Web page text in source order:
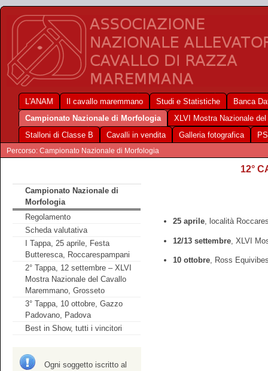
L'ANAM Il cavallo maremmano Studi e Statistiche
Banca
Campionato Nazionale di Morfologia
XLVI Mostra Nazionale
Stalloni di Classe B
Cavalli in vendita Galleria fotografica
Percorso: Campionato Nazionale di Morfologia
Campionato Nazionale di
Morfologia
Regolamento
Scheda valutativa
I Tappa, 25 aprile, Festa
Butteresca, Roccarespampani
2° Tappa, 12 settembre – XLVI
Mostra Nazionale del Cavallo
Maremmano, Grosseto
3° Tappa, 10 ottobre, Gazzo
Padovano, Padova
Best in Show, tutti i vincitori
Ogni soggetto iscritto al
12°
25 aprile, località
12/13 settembre, XLVI
10 ottobre, Ross